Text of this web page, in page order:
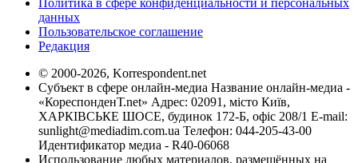
данных
Пользовательское соглашение
Редакция
© 2000-2026, Korrespondent.net
Субъект в сфере онлайн-медиа Название онлайн-медиа -
«КореспонденТ.net» Адрес: 02091, місто Київ,
ХАРКІВСЬКЕ ШОСЕ, будинок 172-Б, офіс 208/1 E-mail:
sunlight@mediadim.com.ua Телефон: 044-205-43-00
Идентификатор медиа - R40-06068
Использование любых материалов, размещённых на